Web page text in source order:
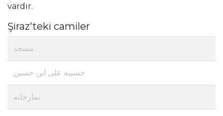
vardır.
Şiraz'teki camiler
مسجد
حسینه علی ابن حسین
نمازخانه